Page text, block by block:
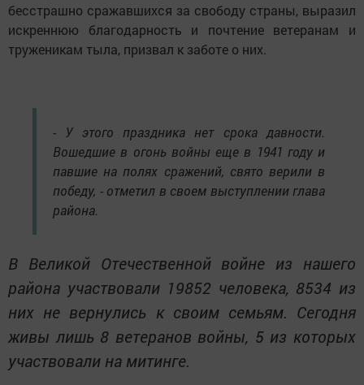
бесстрашно сражавшихся за свободу страны, выразил
искреннюю благодарность и почтение ветеранам и
труженикам тыла, призвал к заботе о них.
- У этого праздника нет срока давности.
Вошедшие в огонь войны еще в 1941 году и
павшие на полях сражений, свято верили в
победу, - отметил в своем выступлении глава
района.
В Великой Отечественной войне из нашего
района участвовали 19852 человека, 8534 из
них не вернулись к своим семьям. Сегодня
живы лишь 8 ветеранов войны, 5 из которых
участвовали на митинге.